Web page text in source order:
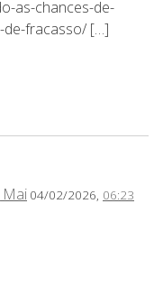
as-chances-de-
de-fracasso/ […]
Mai 04/02/2026, 06:23